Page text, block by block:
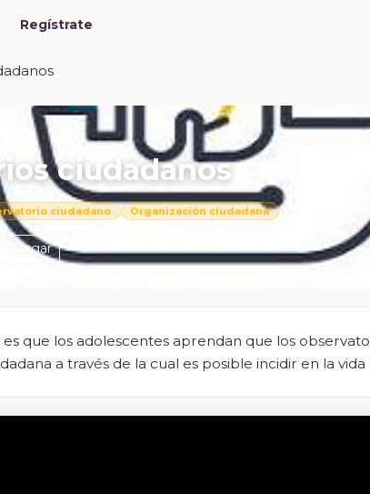
Regístrate
ciudadanos
ciudadano Organización ciudadana
que los adolescentes aprendan que los
a través de la cual es posible incidir en la